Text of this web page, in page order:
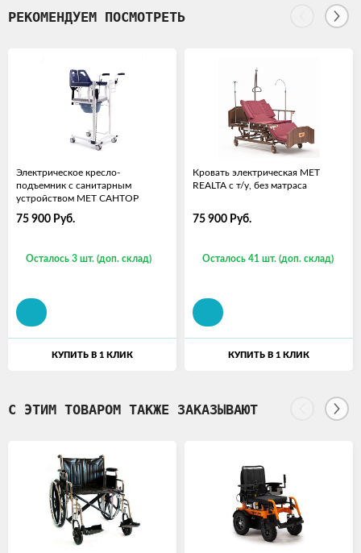
РЕКОМЕНДУЕМ ПОСМОТРЕТЬ
Электрическое кресло-
подъемник с санитарным
устройством МЕТ САНТОР
75 900 Руб.
Осталось 3 шт. (доп. склад)
КУПИТЬ В 1 КЛИК
Кровать электрическая МЕТ
REALTA с т/у, без матраса
75 900 Руб.
Осталось 41 шт. (доп. склад)
КУПИТЬ В 1 КЛИК
С ЭТИМ ТОВАРОМ ТАКЖЕ ЗАКАЗЫВАЮТ